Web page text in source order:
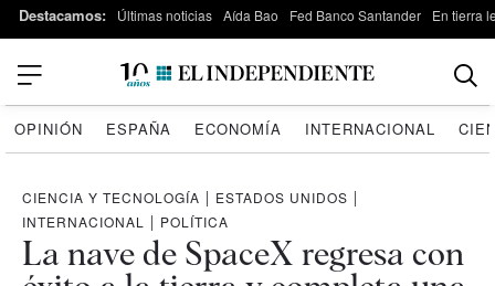
Destacamos: Últimas noticias Aída Bao Fed Banco Santander En tierra
OPINIÓN ESPAÑA ECONOMÍA INTERNACIONAL
CIENCIA Y TECNOLOGÍA | ESTADOS UNIDOS |
INTERNACIONAL
| POLÍTICA
La nave de SpaceX regresa con